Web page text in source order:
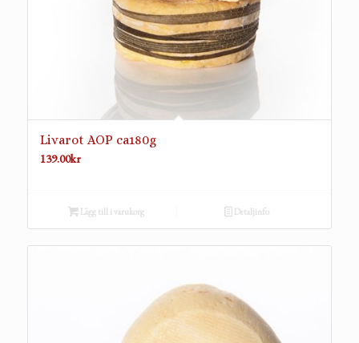
Livarot AOP ca180g
139.00kr
Lägg till i varukorg Detaljinfo